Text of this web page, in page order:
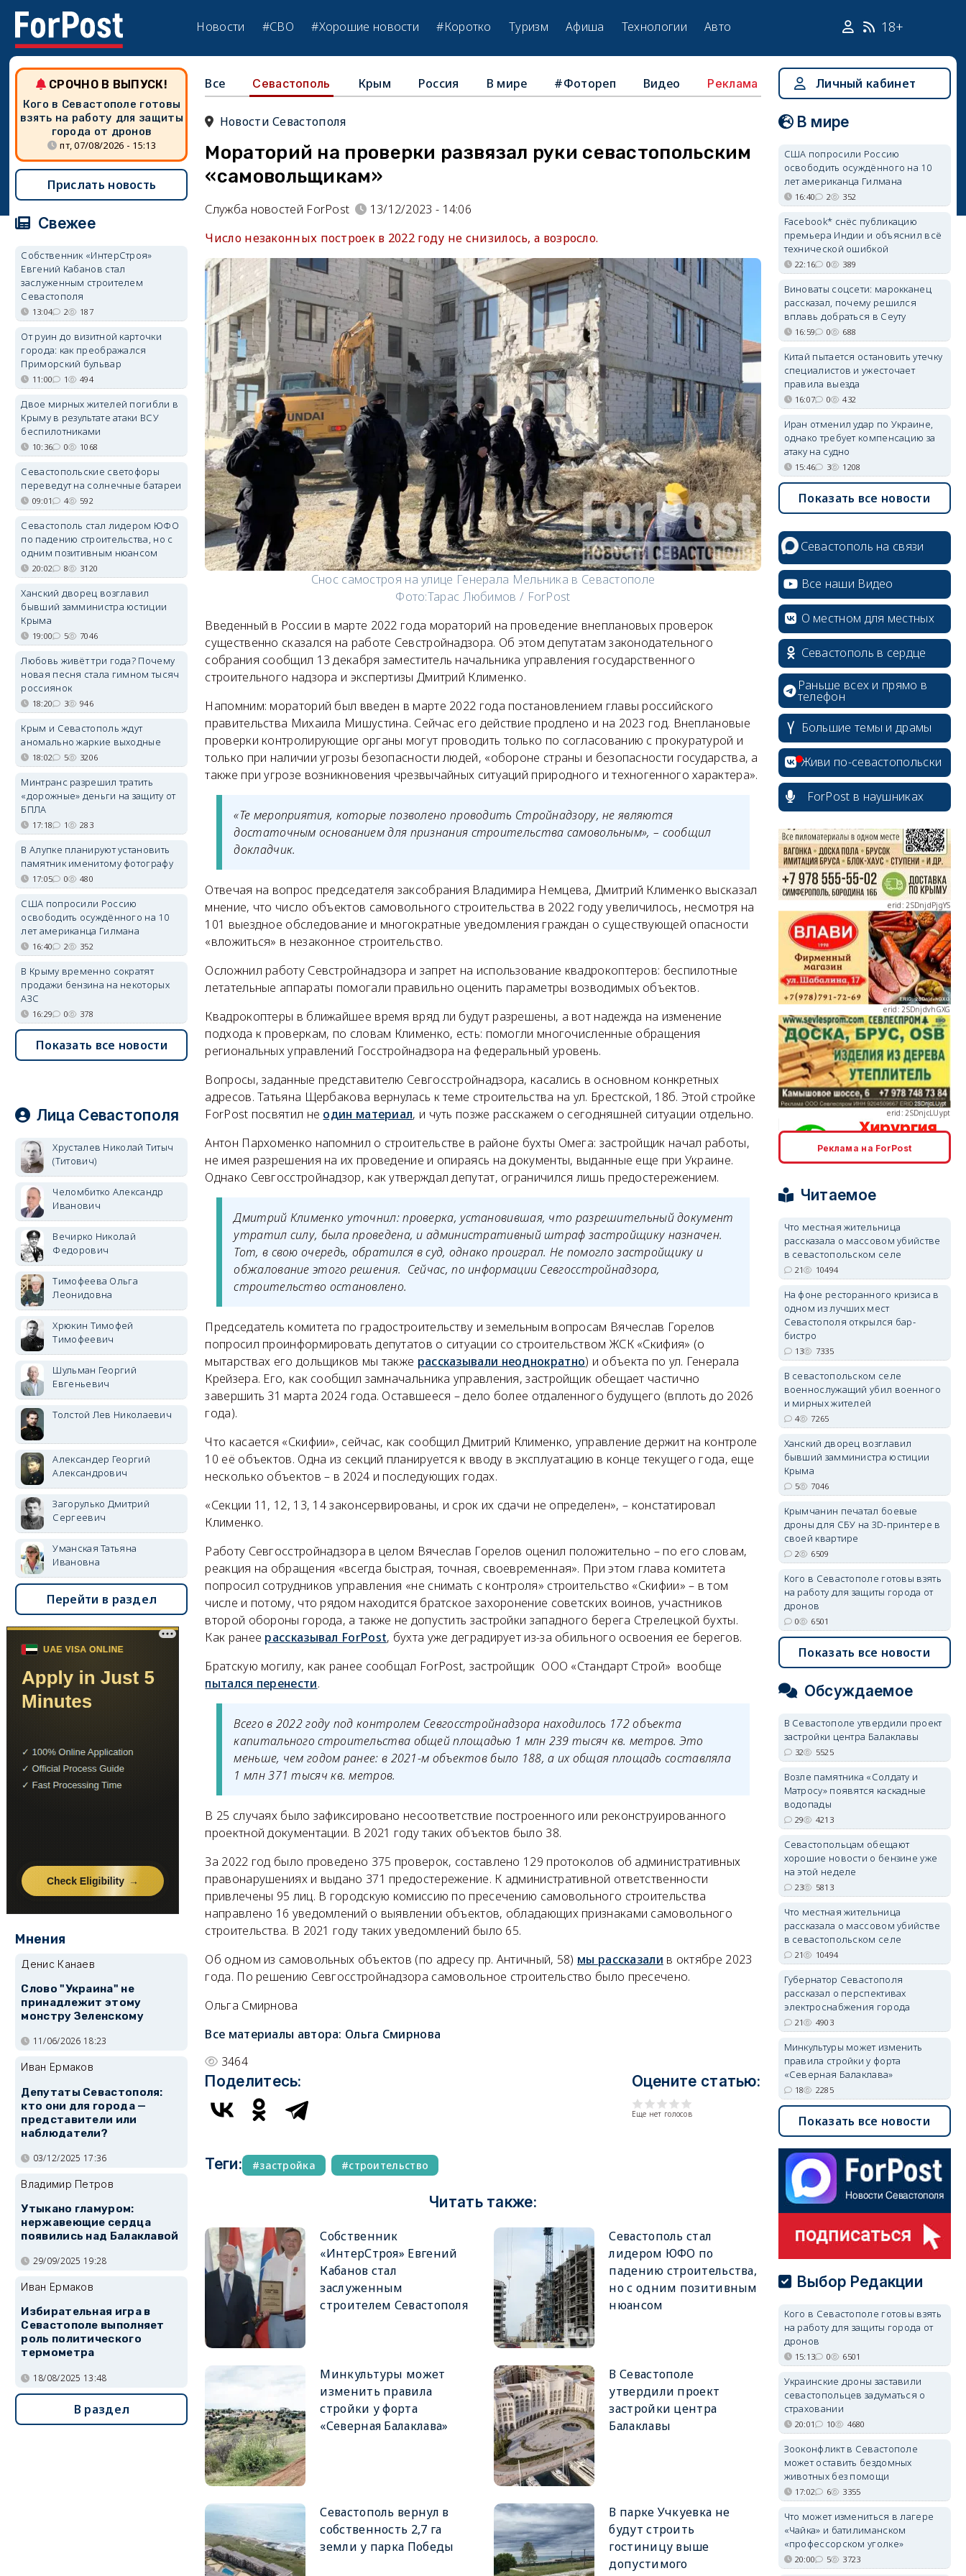
Новости #СВО #Хорошие новости #Коротко Туризм Афиша Технологии Авто 18+
Все Севастополь Крым Россия В мире #Фотореп Видео Реклама
Новости Севастополя
Мораторий на проверки развязал руки севастопольским
«самовольщикам»
Служба новостей ForPost
13/12/2023 - 14:06
Число незаконных построек в 2022 году не снизилось, а возросло.
Снос самостроя на улице Генерала Мельника в Севастополе
Фото:Тарас Любимов / ForPost
Введенный в России в марте 2022 года мораторий на проведение внеплановых проверок
существенно сказался на работе Севстройнадзора. Об этом депутатам законодательного
собрания сообщил 13 декабря заместитель начальника управления государственного
строительного надзора и экспертизы Дмитрий Клименко.
Напомним: мораторий был введен в марте 2022 года постановлением главы российского
правительства Михаила Мишустина. Сейчас его действие продлено и на 2023 год. Внеплановые
проверки контролирующие органы могут проводить только по согласованию с прокуратурой и
только при наличии угрозы безопасности людей, «обороне страны и безопасности государства, а
также при угрозе возникновения чрезвычайных ситуаций природного и техногенного характера».
«Те мероприятия, которые позволено проводить Стройнадзору, не являются
достаточным основанием для признания строительства самовольным», – сообщил
докладчик.
Отвечая на вопрос председателя заксобрания Владимира Немцева, Дмитрий Клименко высказал
мнение, что число объектов самовольного строительства в 2022 году увеличилось, несмотря на
101 выездное обследование и многократные уведомления граждан о существующей опасности
«вложиться» в незаконное строительство.
Осложнил работу Севстройнадзора и запрет на использование квадрокоптеров: беспилотные
летательные аппараты помогали правильно оценить параметры возводимых объектов.
Квадрокоптеры в ближайшее время вряд ли будут разрешены, а вот надежда на изменение
подхода к проверкам, по словам Клименко, есть: помогли многочисленные обращения
региональных управлений Госстройнадзора на федеральный уровень.
Вопросы, заданные представителю Севгосстройнадзора, касались в основном конкретных
адресов. Татьяна Щербакова вернулась к теме строительства на ул. Брестской, 18б. Этой стройке
ForPost посвятил не один материал, и чуть позже расскажем о сегодняшней ситуации отдельно.
Антон Пархоменко напомнил о строительстве в районе бухты Омега: застройщик начал работы,
не имея разрешения на их проведение и опираясь на документы, выданные еще при Украине.
Однако Севгосстройнадзор, как утверждал депутат, ограничился лишь предостережением.
Дмитрий Клименко уточнил: проверка, установившая, что разрешительный документ
утратил силу, была проведена, и административный штраф застройщику назначен.
Тот, в свою очередь, обратился в суд, однако проиграл. Не помогло застройщику и
обжалование этого решения. Сейчас, по информации Севгосстройнадзора,
строительство остановлено.
Председатель комитета по градостроительству и земельным вопросам Вячеслав Горелов
попросил проинформировать депутатов о ситуации со строительством ЖСК «Скифия» (о
мытарствах его дольщиков мы также рассказывали неоднократно) и объекта по ул. Генерала
Крейзера. Его, как сообщил замначальника управления, застройщик обещает частично
завершить 31 марта 2024 года. Оставшееся – дело более отдаленного будущего (вплоть до 2026
года).
Что касается «Скифии», сейчас, как сообщил Дмитрий Клименко, управление держит на контроле
10 её объектов. Одна из секций планируется к вводу в эксплуатацию в конце текущего года, еще
несколько объектов – в 2024 и последующих годах.
«Секции 11, 12, 13, 14 законсервированы, и срок их сдачи не определен», – констатировал
Клименко.
Работу Севгосстройнадзора в целом Вячеслав Горелов оценил положительно – по его словам,
реакция на обращения «всегда быстрая, точная, своевременная». При этом глава комитета
попросил сотрудников управления «не снимать с контроля» строительство «Скифии» – в том
числе и потому, что рядом находится братское захоронение советских воинов, участников
второй обороны города, а также не допустить застройки западного берега Стрелецкой бухты.
Как ранее рассказывал ForPost, бухта уже деградирует из-за обильного освоения ее берегов.
Братскую могилу, как ранее сообщал ForPost, застройщик ООО «Стандарт Строй» вообще
пытался перенести.
Всего в 2022 году под контролем Севгосстройнадзора находилось 172 объекта
капитального строительства общей площадью 1 млн 239 тысяч кв. метров. Это
меньше, чем годом ранее: в 2021-м объектов было 188, а их общая площадь составляла
1 млн 371 тысяч кв. метров.
В 25 случаях было зафиксировано несоответствие построенного или реконструированного
проектной документации. В 2021 году таких объектов было 38.
За 2022 год было проведено 375 проверок, составлено 129 протоколов об административных
правонарушениях и выдано 371 предостережение. К административной ответственности
привлечены 95 лиц. В городскую комиссию по пресечению самовольного строительства
направлено 16 уведомлений о выявлении объектов, обладающих признаками самовольного
строительства. В 2021 году таких уведомлений было 65.
Об одном из самовольных объектов (по адресу пр. Античный, 58) мы рассказали в октябре 2023
года. По решению Севгосстройнадзора самовольное строительство было пресечено.
Ольга Смирнова
Все материалы автора: Ольга Смирнова
3464
Поделитесь: Оцените статью:
Еще нет голосов
Теги: застройка строительство
Читать также:
Собственник
«ИнтерСтроя» Евгений
Кабанов стал
заслуженным
строителем Севастополя
Севастополь стал
лидером ЮФО по
падению строительства,
но с одним позитивным
нюансом
Минкультуры может
изменить правила
стройки у форта
«Северная Балаклава»
В Севастополе
утвердили проект
застройки центра
Балаклавы
Севастополь вернул в
собственность 2,7 га
земли у парка Победы
В парке Учкуевка не
будут строить
гостиницу выше
допустимого
СРОЧНО В ВЫПУСК!
Кого в Севастополе готовы
взять на работу для защиты
города от дронов
пт, 07/08/2026 - 15:13
Прислать новость
Свежее
Собственник «ИнтерСтроя»
Евгений Кабанов стал
заслуженным строителем
Севастополя
13:04 2 187
От руин до визитной карточки
города: как преображался
Приморский бульвар
11:00 1 494
Двое мирных жителей погибли в
Крыму в результате атаки ВСУ
беспилотниками
10:36 0 1068
Севастопольские светофоры
переведут на солнечные батареи
09:01 4 592
Севастополь стал лидером ЮФО
по падению строительства, но с
одним позитивным нюансом
20:02 8 3120
Ханский дворец возглавил
бывший замминистра юстиции
Крыма
19:00 5 7046
Любовь живёт три года? Почему
новая песня стала гимном тысяч
россиянок
18:20 3 946
Крым и Севастополь ждут
аномально жаркие выходные
18:02 5 3206
Минтранс разрешил тратить
«дорожные» деньги на защиту от
БПЛА
17:18 1 283
В Алупке планируют установить
памятник именитому фотографу
17:05 0 480
США попросили Россию
освободить осуждённого на 10
лет американца Гилмана
16:40 2 352
В Крыму временно сократят
продажи бензина на некоторых
АЗС
16:29 0 378
Показать все новости
Лица Севастополя
Хрусталев Николай Титыч
(Титович)
Челомбитко Александр
Иванович
Вечирко Николай
Федорович
Тимофеева Ольга
Леонидовна
Хрюкин Тимофей
Тимофеевич
Шульман Георгий
Евгеньевич
Толстой Лев Николаевич
Александер Георгий
Александрович
Загорулько Дмитрий
Сергеевич
Уманская Татьяна
Ивановна
Перейти в раздел
Мнения
Денис Канаев
Слово "Украина" не
принадлежит этому
монстру Зеленскому
11/06/2026 18:23
Иван Ермаков
Депутаты Севастополя:
кто они для города —
представители или
наблюдатели?
03/12/2025 17:36
Владимир Петров
Утыкано гламуром:
нержавеющие сердца
появились над Балаклавой
29/09/2025 19:28
Иван Ермаков
Избирательная игра в
Севастополе выполняет
роль политического
термометра
18/08/2025 13:48
В раздел
Личный кабинет
В мире
США попросили Россию
освободить осуждённого на 10
лет американца Гилмана
16:40 2 352
Facebook* снёс публикацию
премьера Индии и объяснил всё
технической ошибкой
22:16 0 389
Виноваты соцсети: марокканец
рассказал, почему решился
вплавь добраться в Сеуту
16:59 0 688
Китай пытается остановить утечку
специалистов и ужесточает
правила выезда
16:07 0 432
Иран отменил удар по Украине,
однако требует компенсацию за
атаку на судно
15:46 3 1208
Показать все новости
Севастополь на связи
Все наши Видео
О местном для местных
Севастополь в сердце
Раньше всех и прямо в
телефон
Большие темы и драмы
Живи по-севастопольски
ForPost в наушниках
erid: 2SDnjcrDNw6
erid: 2SDnjdPjgYS
erid: 2SDnjdvhGXG
erid: 2SDnjcLUypt
erid: 2SDnjcrDNw6
Реклама на ForPost
Читаемое
Что местная жительница
рассказала о массовом убийстве
в севастопольском селе
21 10494
На фоне ресторанного кризиса в
одном из лучших мест
Севастополя открылся бар-
бистро
13 7335
В севастопольском селе
военнослужащий убил военного
и мирных жителей
4 7265
Ханский дворец возглавил
бывший замминистра юстиции
Крыма
5 7046
Крымчанин печатал боевые
дроны для СБУ на 3D-принтере в
своей квартире
2 6509
Кого в Севастополе готовы взять
на работу для защиты города от
дронов
0 6501
Показать все новости
Обсуждаемое
В Севастополе утвердили проект
застройки центра Балаклавы
32 5525
Возле памятника «Солдату и
Матросу» появятся каскадные
водопады
29 4213
Севастопольцам обещают
хорошие новости о бензине уже
на этой неделе
23 5813
Что местная жительница
рассказала о массовом убийстве
в севастопольском селе
21 10494
Губернатор Севастополя
рассказал о перспективах
электроснабжения города
21 4903
Минкультуры может изменить
правила стройки у форта
«Северная Балаклава»
18 2285
Показать все новости
Выбор Редакции
Кого в Севастополе готовы взять
на работу для защиты города от
дронов
15:13 0 6501
Украинские дроны заставили
севастопольцев задуматься о
страховании
20:01 10 4680
Зооконфликт в Севастополе
может оставить бездомных
животных без помощи
17:02 6 3355
Что может измениться в лагере
«Чайка» и батилиманском
«профессорском уголке»
20:00 5 3723